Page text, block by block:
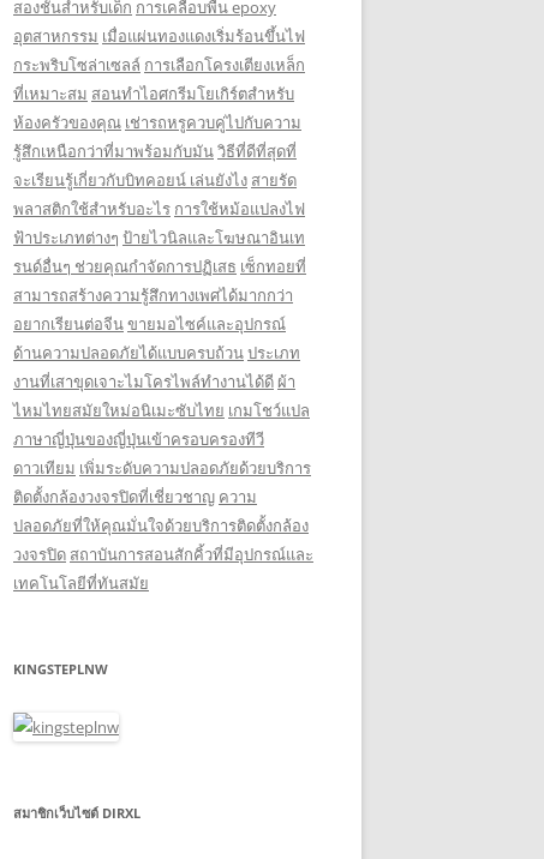
สองชั้นสำหรับเด็ก การเคลือบพื้น epoxy
อุตสาหกรรม เมื่อแผ่นทองแดงเริ่มร้อนขึ้นไฟ
กระพริบโซล่าเซลล์ การเลือกโครงเตียงเหล็ก
ที่เหมาะสม สอนทำไอศกรีมโยเกิร์ตสำหรับ
ห้องครัวของคุณ เช่ารถหรูควบคู่ไปกับความ
รู้สึกเหนือกว่าที่มาพร้อมกับมันวิธีที่ดีที่สุดที่
จะเรียนรู้เกี่ยวกับบิทคอยน์ เล่นยังไง สายรัด
พลาสติกใช้สำหรับอะไร การใช้หม้อแปลงไฟ
ฟ้าประเภทต่างๆ ป้ายไวนิลและโฆษณาอินเท
รนด์อื่นๆ ช่วยคุณกำจัดการปฏิเสธ เซ็กทอยที่
สามารถสร้างความรู้สึกทางเพศได้มากกว่า
อยากเรียนต่อจีนขายมอไซค์และอุปกรณ์
ด้านความปลอดภัยได้แบบครบถ้วนประเภท
งานที่เสาขุดเจาะไมโครไพล์ทำงานได้ดี ผ้า
ไหมไทยสมัยใหม่อนิเมะซับไทย เกมโชว์แปล
ภาษาญี่ปุ่นของญี่ปุ่นเข้าครอบครองทีวี
ดาวเทียม เพิ่มระดับความปลอดภัยด้วยบริการ
ติดตั้งกล้องวงจรปิดที่เชี่ยวชาญ ความ
ปลอดภัยที่ให้คุณมั่นใจด้วยบริการติดตั้งกล้อง
วงจรปิด สถาบันการสอนสักคิ้วที่มีอุปกรณ์และ
เทคโนโลยีที่ทันสมัย
KINGSTEPLNW
สมาชิกเว็บไซต์ DIRXL